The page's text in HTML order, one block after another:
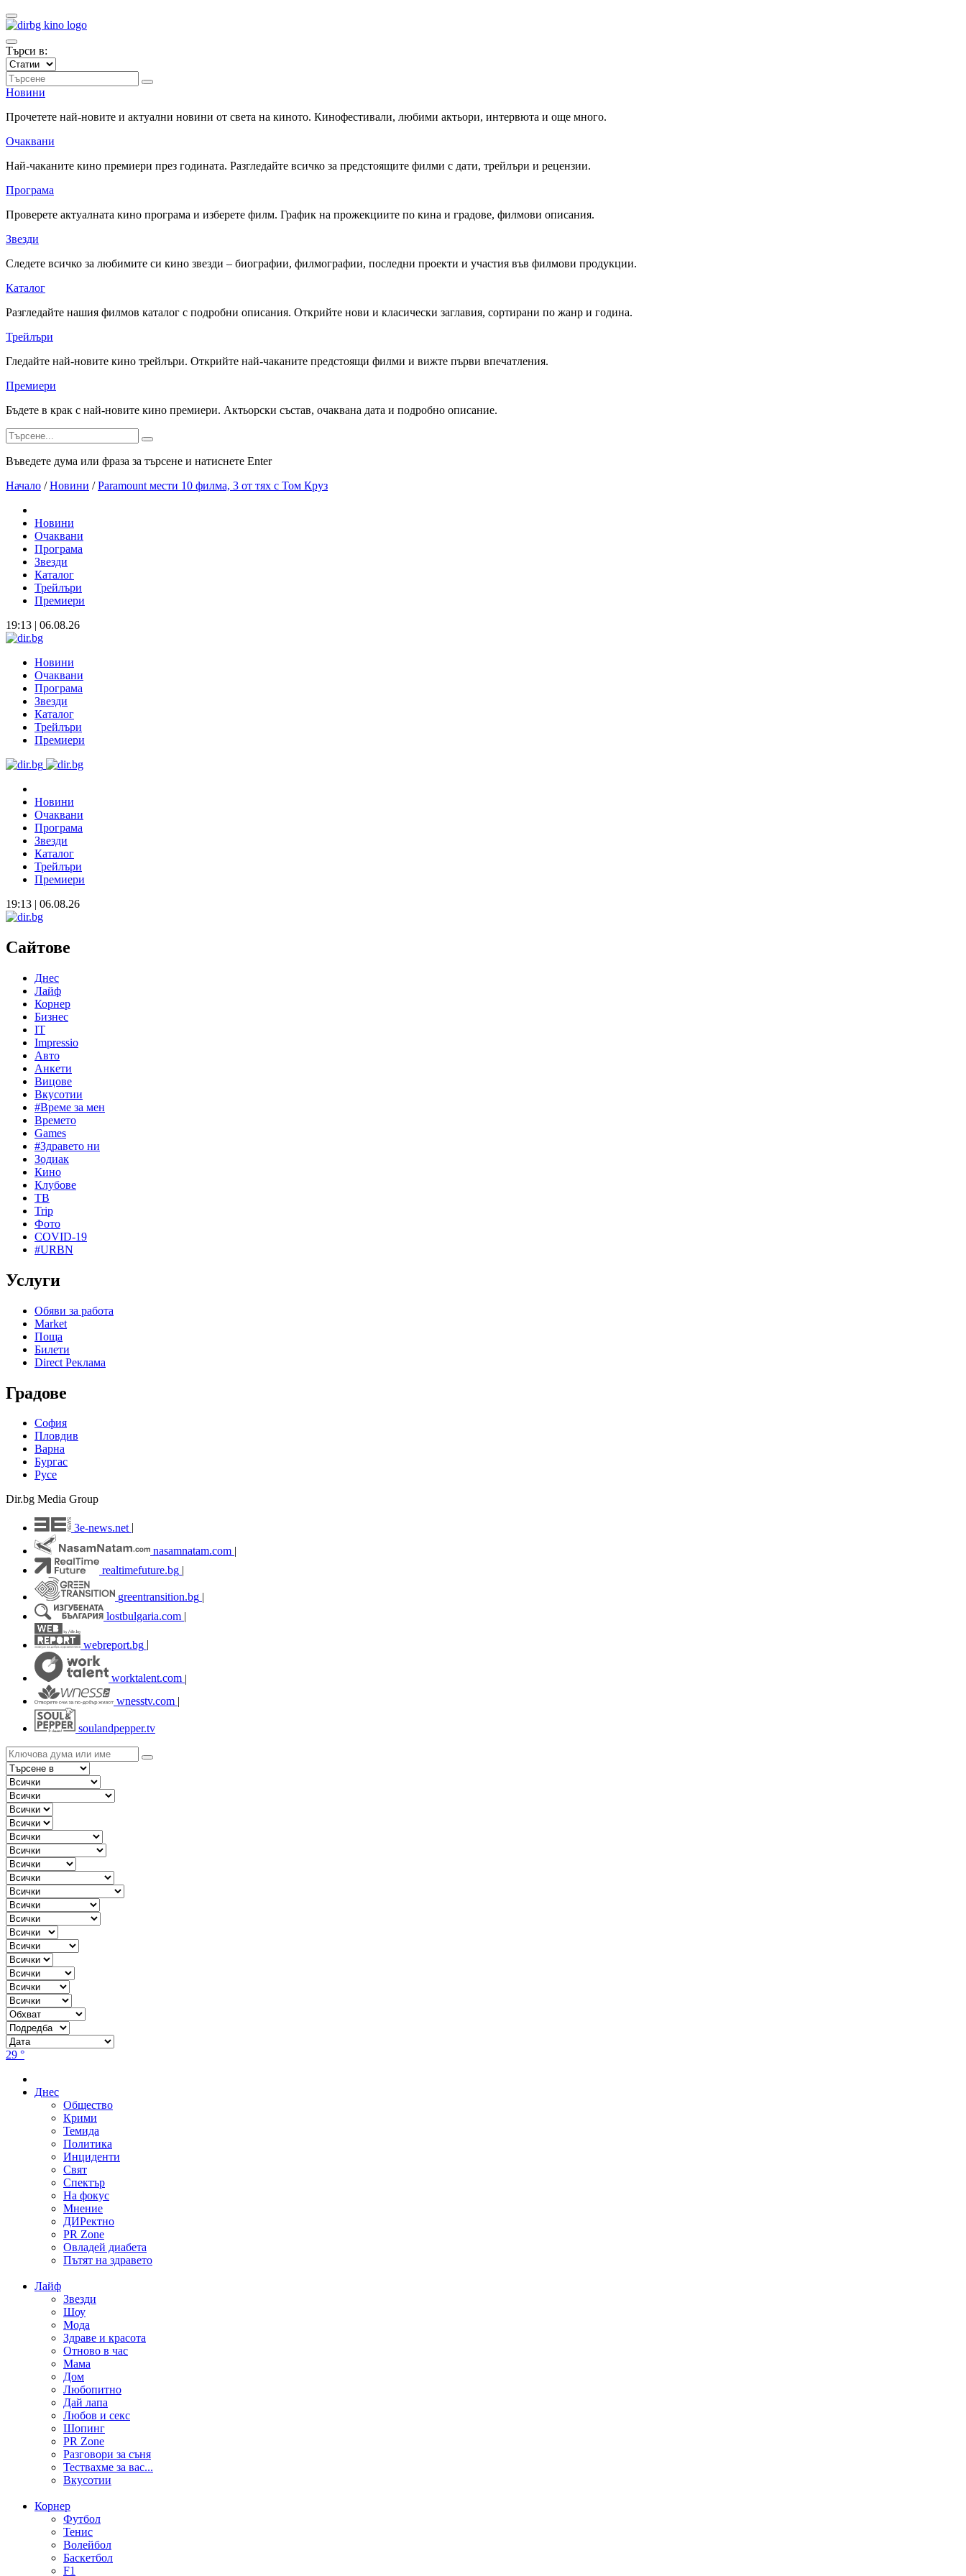
Търси в:
Новини
Прочетете най-новите и актуални новини от света на киното. Кинофестивали, любими актьори, интервюта и още много.
Очаквани
Най-чаканите кино премиери през годината. Разгледайте всичко за предстоящите филми с дати, трейлъри и рецензии.
Програма
Проверете актуалната кино програма и изберете филм. График на прожекциите по кина и градове, филмови описания.
Звезди
Следете всичко за любимите си кино звезди – биографии, филмографии, последни проекти и участия във филмови продукции.
Каталог
Разгледайте нашия филмов каталог с подробни описания. Открийте нови и класически заглавия, сортирани по жанр и година.
Трейлъри
Гледайте най-новите кино трейлъри. Открийте най-чаканите предстоящи филми и вижте първи впечатления.
Премиери
Бъдете в крак с най-новите кино премиери. Актьорски състав, очаквана дата и подробно описание.
Въведете дума или фраза за търсене и натиснете Enter
Начало / Новини / Paramount мести 10 филма, 3 от тях с Том Круз
Новини
Очаквани
Програма
Звезди
Каталог
Трейлъри
Премиери
19:13 | 06.08.26
Новини
Очаквани
Програма
Звезди
Каталог
Трейлъри
Премиери
Новини
Очаквани
Програма
Звезди
Каталог
Трейлъри
Премиери
19:13 | 06.08.26
Сайтове
Днес
Лайф
Корнер
Бизнес
IT
Impressio
Авто
Анкети
Вицове
Вкусотии
#Време за мен
Времето
Games
#Здравето ни
Зодиак
Кино
Клубове
ТВ
Trip
Фото
COVID-19
#URBN
Услуги
Обяви за работа
Market
Поща
Билети
Direct Реклама
Градове
София
Пловдив
Варна
Бургас
Русе
Dir.bg Media Group
3e-news.net
nasamnatam.com |
realtimefuture.bg |
greentransition.bg |
lostbulgaria.com |
webreport.bg
worktalent.com |
wnesstv.com |
soulandpepper.tv
29 °
Днес
Общество
Крими
Темида
Политика
Инциденти
Свят
Спектър
На фокус
Мнение
ДИРектно
PR Zone
Овладей диабета
Пътят на здравето
Лайф
Звезди
Шоу
Мода
Здраве и красота
Отново в час
Мама
Дом
Любопитно
Дай лапа
Любов и секс
Шопинг
PR Zone
Разговори за съня
Тествахме за вас...
Вкусотии
Корнер
Футбол
Тенис
Волейбол
Баскетбол
F1